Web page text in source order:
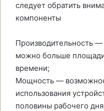
следует обратить
компоненты
Производительность —
можно больше
времени;
Мощность —
использования
половины рабочего